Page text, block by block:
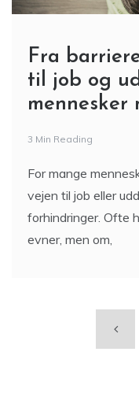
Fra
til job og
mennesker
3 Min Reading
For mange
vejen til job eller
forhindringer. Ofte
evner, men om,